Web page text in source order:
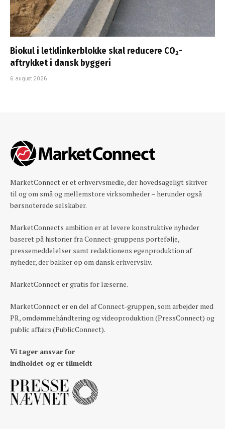
Biokul i letklinkerblokke skal reducere CO₂-
aftrykket i dansk byggeri
6. august 2026
MarketConnect er et erhvervsmedie, der hovedsageligt skriver
til og om små og mellemstore virksomheder – herunder også
børsnoterede selskaber.
MarketConnects ambition er at levere konstruktive nyheder
baseret på historier fra Connect-gruppens portefølje,
pressemeddelelser samt redaktionens egenproduktion af
nyheder, der bakker op om dansk erhvervsliv.
MarketConnect er gratis for læserne.
MarketConnect er en del af Connect-gruppen, som arbejder med
PR, omdømmehåndtering og videoproduktion (PressConnect) og
public affairs (PublicConnect).
Vi tager ansvar for
indholdet og er tilmeldt